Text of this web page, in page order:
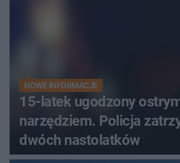
NOWE INFORMACJE
15-latek ugodzony
narzędziem. Policja
dwóch nastolatków